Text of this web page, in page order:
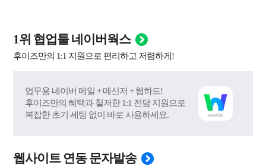
1위 협업툴 네이버웍스
후이즈만의 1:1 지원으로 편리하고 저렴하게!
업무용 네이버 메일 + 메신저 + 웹하드!
후이즈만의 혜택과 철저한 1:1 전담 지원으로
복잡한 초기 세팅 없이 바로 사용하세요.
웹사이트 연동 문자발송